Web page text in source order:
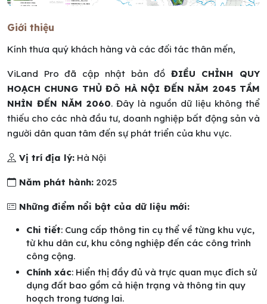
Giới thiệu
Kính thưa quý khách hàng và các đối tác thân mến,
ViLand Pro đã cập nhật bản đồ ĐIỀU CHỈNH QUY
HOẠCH CHUNG THỦ ĐÔ HÀ NỘI ĐẾN NĂM 2045 TẦM
NHÌN ĐẾN NĂM 2060. Đây là nguồn dữ liệu không thể
thiếu cho các nhà đầu tư, doanh nghiệp bất động sản và
người dân quan tâm đến sự phát triển của khu vực.
Vị trí địa lý: Hà Nội
Năm phát hành: 2025
Những điểm nổi bật của dữ liệu mới:
Chi tiết: Cung cấp thông tin cụ thể về từng khu vực,
từ khu dân cư, khu công nghiệp đến các công trình
công cộng.
Chính xác: Hiển thị đầy đủ và trực quan mục đích sử
dụng đất bao gồm cả hiện trạng và thông tin quy
hoạch trong tương lai.